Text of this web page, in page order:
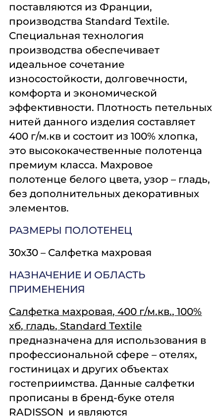
поставляются из Франции,
производства Standard Textile.
Специальная технология
производства обеспечивает
идеальное сочетание
износостойкости, долговечности,
комфорта и экономической
эффективности. Плотность петельных
нитей данного изделия составляет
400 г/м.кв и состоит из 100% хлопка,
это высококачественные полотенца
премиум класса. Махровое
полотенце белого цвета, узор – гладь,
без дополнительных декоративных
элементов.
РАЗМЕРЫ ПОЛОТЕНЕЦ
30х30 – Салфетка махровая
НАЗНАЧЕНИЕ И ОБЛАСТЬ
ПРИМЕНЕНИЯ
Салфетка махровая, 400 г/м.кв., 100%
хб, гладь, Standard Textile
предназначена для использования в
профессиональной сфере – отелях,
гостиницах и других объектах
гостеприимства. Данные салфетки
прописаны в бренд-буке отеля
RADISSON и являются